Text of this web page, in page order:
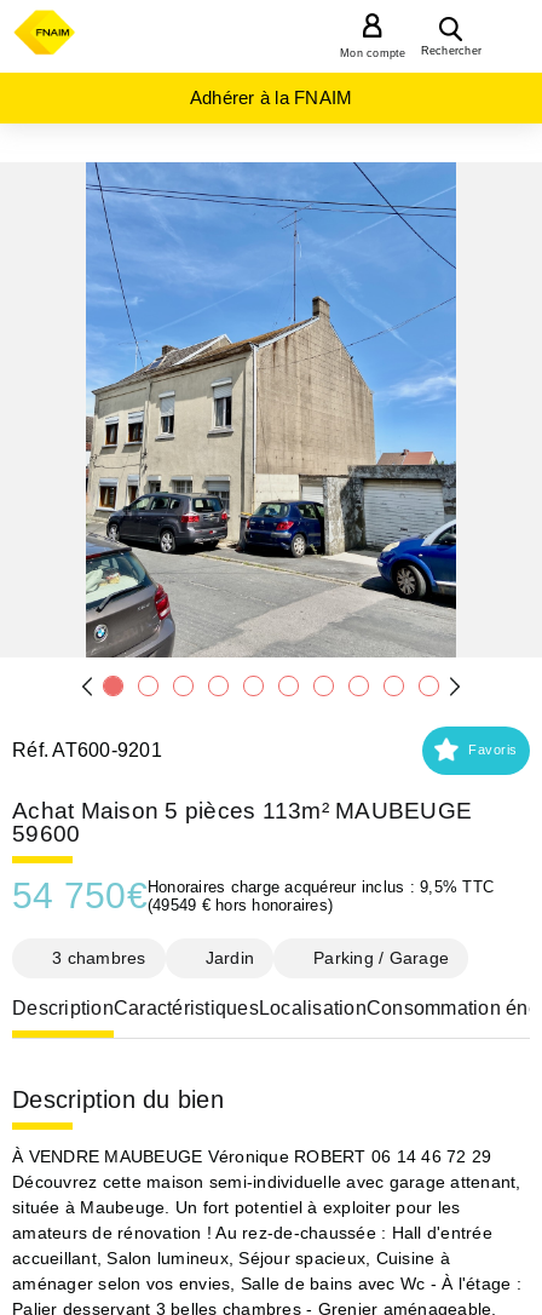
Rechercher
Mon compte
Adhérer à la FNAIM
Réf. AT600-9201 Favoris
Achat Maison 5 pièces 113m² MAUBEUGE
59600
54 750€ Honoraires charge acquéreur inclus : 9,5% TTC
(49549 € hors honoraires)
3 chambres Jardin Parking / Garage
DescriptionCaractéristiquesLocalisationConsommation
Description du bien
À VENDRE MAUBEUGE Véronique ROBERT 06 14 46 72 29
Découvrez cette maison semi-individuelle avec garage attenant,
située à Maubeuge. Un fort potentiel à exploiter pour les
amateurs de rénovation ! Au rez-de-chaussée : Hall d'entrée
accueillant, Salon lumineux, Séjour spacieux, Cuisine à
aménager selon vos envies, Salle de bains avec Wc - À l'étage :
Palier desservant 3 belles chambres - Grenier aménageable,